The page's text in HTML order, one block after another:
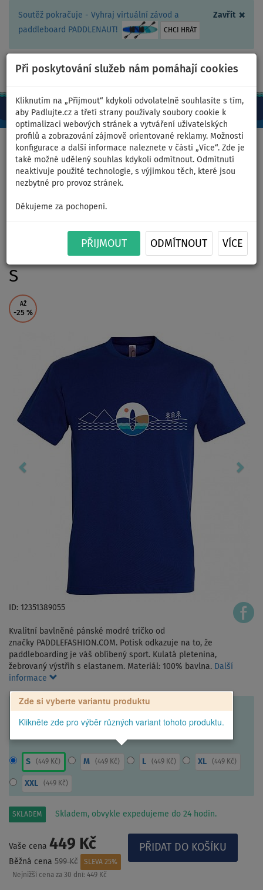
Zavřít ×
Soutěž pokračuje - Vyhraj virtuální závod a
paddleboard PADDLENAUT!
CHCI HRÁT
Při poskytování služeb nám pomáhají cookies
Kliknutím na „Přijmout“ kdykoli odvolatelně souhlasíte s tím,
aby Padlujte.cz a třetí strany používaly soubory cookie k
optimalizaci webových stránek a vytváření uživatelských
profilů a zobrazování zájmově orientované reklamy. Možnosti
konfigurace a další informace naleznete v části „Více“. Zde je
také možné udělený souhlas kdykoli odmítnout. Odmítnutí
neaktivuje použité technologie, s výjimkou těch, které jsou
nezbytné pro provoz stránek.
Děkujeme za pochopení.
PŘIJMOUT ODMÍTNOUT VÍCE
CZ/Kč +420 467 409 090 0ks
Domů >Oblečení >Trička > BAVLNA >Pánská
Tričko pánské
PADDLEFASHION.COM BLUE
bavlna krátký rukáv - velikost:
S
AŽ
-25 %
ID: 12351389055
Kvalitní bavlněné pánské modré tričko od
značky PADDLEFASHION.COM. Potisk odkazuje na to, že
paddleboarding je váš oblíbený sport. Kulatá pletenina,
žebrovaný výstřih s elastanem. Materiál: 100% bavlna. Další
informace
Zde si vyberte variantu produktu
Klikněte zde pro výběr různých variant tohoto produktu.
S (449 Kč) M (449 Kč) L (449 Kč) XL (449 Kč)
XXL (449 Kč)
SKLADEM Skladem, obvykle expedujeme do 24 hodin.
Vaše cena 449 Kč
Běžná cena 599 Kč
SLEVA 25%
Nejnižší cena za 30 dní: 449 Kč